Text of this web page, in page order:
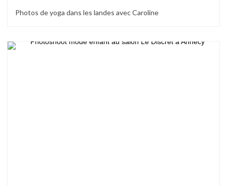
Photos de yoga dans les landes avec Caroline